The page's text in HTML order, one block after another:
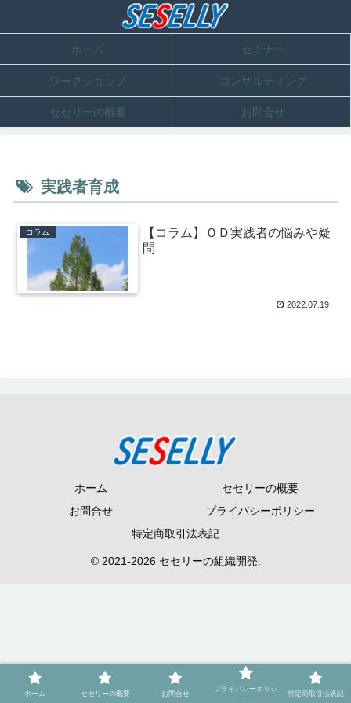
ホーム セミナー
ワークショップ コンサルティング
セセリーの概要 お問合せ
実践者育成
コラム
【コラム】ＯＤ実践者の悩みや疑
問
2022.07.19
ホーム
セセリーの概要
お問合せ
プライバシーポリシー
特定商取引法表記
© 2021-2026 セセリーの組織開発.
ホーム セセリーの概要 お問合せ
プライバシーポリシ
ー
特定商取引法表記